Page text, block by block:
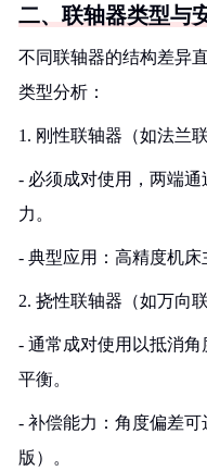
二、联轴器类型与
不同联轴器的结构差异
类型分析：
1. 刚性联轴器（如法兰
- 必须成对使用，两端
力。
- 典型应用：高精度机床
2. 挠性联轴器（如万向
- 通常成对使用以抵消
平衡。
- 补偿能力：角度偏差可
版）。